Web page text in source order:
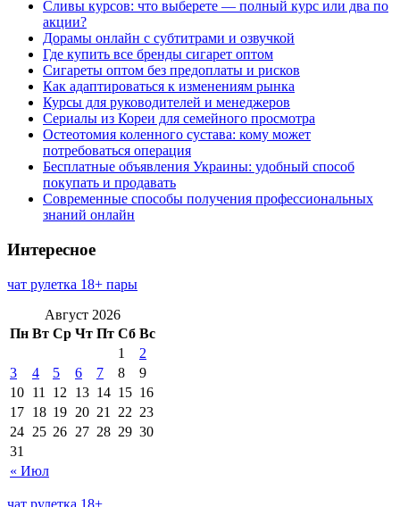
Сливы курсов: что выберете — полный курс или два по
акции?
Дорамы онлайн с субтитрами и озвучкой
Где купить все бренды сигарет оптом
Сигареты оптом без предоплаты и рисков
Как адаптироваться к изменениям рынка
Курсы для руководителей и менеджеров
Сериалы из Кореи для семейного просмотра
Остеотомия коленного сустава: кому может
потребоваться операция
Бесплатные объявления Украины: удобный способ
покупать и продавать
Современные способы получения профессиональных
знаний онлайн
Интересное
чат рулетка 18+ пары
Август 2026
Пн Вт Ср Чт Пт Сб Вс
« Июл
1
2
3
4 5 6 7 8
9
10 11 12 13 14 15 16
17 18 19 20 21 22 23
24 25 26 27 28 29 30
31
чат рулетка 18+